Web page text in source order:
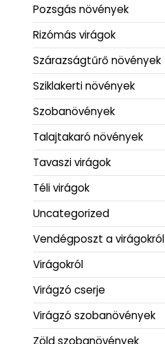
Pozsgás növények
Rizómás virágok
Szárazságtűrő növények
Sziklakerti növények
Szobanövények
Talajtakaró növények
Tavaszi virágok
Téli virágok
Uncategorized
Vendégposzt a virágokról
Virágokról
Virágzó cserje
Virágzó szobanövények
Zöld szobanövények